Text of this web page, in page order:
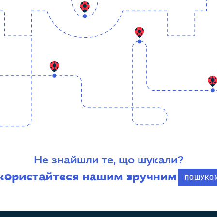
Не знайшли те, що шукали?
нашим зручним